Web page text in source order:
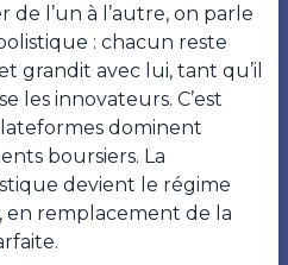
de l’un à l’autre, on parle
: chacun reste
grandit avec lui, tant qu’il
les innovateurs. C’est
dominent
boursiers. La
devient le régime
en remplacement de la